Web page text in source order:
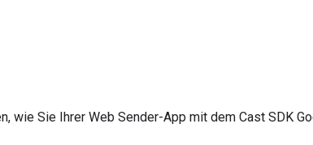
wie Sie Ihrer Web Sender-App mit dem Cast SDK